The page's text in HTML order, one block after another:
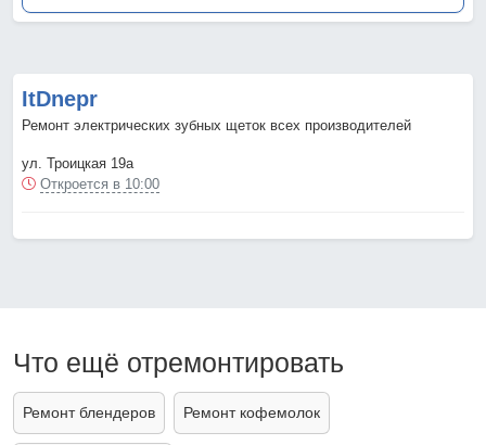
ItDnepr
Ремонт электрических зубных щеток всех производителей
ул. Троицкая 19а
Откроется в 10:00
Что ещё отремонтировать
Ремонт блендеров Ремонт кофемолок